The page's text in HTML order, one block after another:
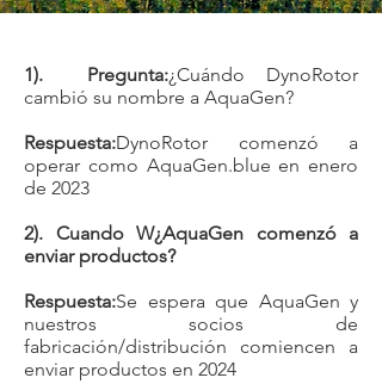
1). Pregunta:¿Cuándo DynoRotor
cambió su nombre a AquaGen?
Respuesta:DynoRotor comenzó a
operar como AquaGen.blue en enero
de 2023
2). Cuando W¿AquaGen comenzó a
enviar productos?
Respuesta:Se espera que AquaGen y
nuestros socios de
fabricación/distribución comiencen a
enviar productos en 2024